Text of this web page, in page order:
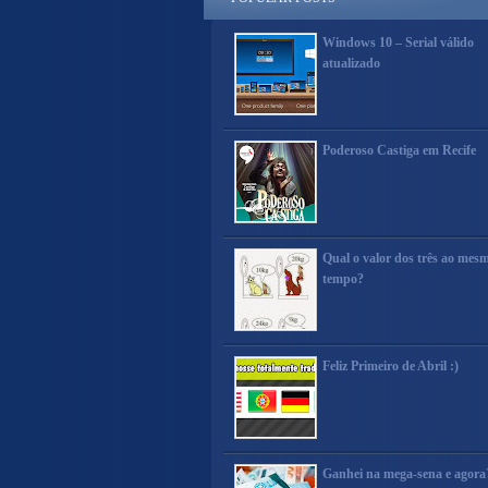
Windows 10 – Serial válido
atualizado
Poderoso Castiga em Recife
Qual o valor dos três ao
tempo?
Feliz Primeiro de Abril :)
Ganhei na mega-sena e